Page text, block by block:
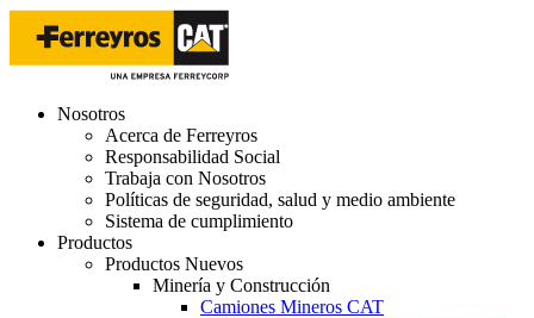
Nosotros
Acerca de Ferreyros
Responsabilidad Social
Trabaja con Nosotros
Políticas de seguridad, salud y medio ambiente
Sistema de cumplimiento
Productos
Productos Nuevos
Minería y Construcción
Camiones Mineros CAT